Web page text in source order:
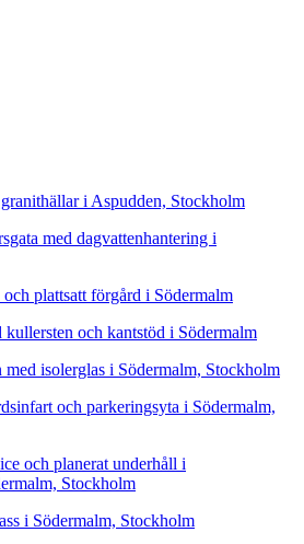
i Aspudden, Stockholm
med dagvattenhantering i
plattsatt förgård i Södermalm
och kantstöd i Södermalm
med isolerglas i Södermalm, Stockholm
och parkeringsyta i Södermalm,
och planerat underhåll i
Stockholm
i Södermalm, Stockholm